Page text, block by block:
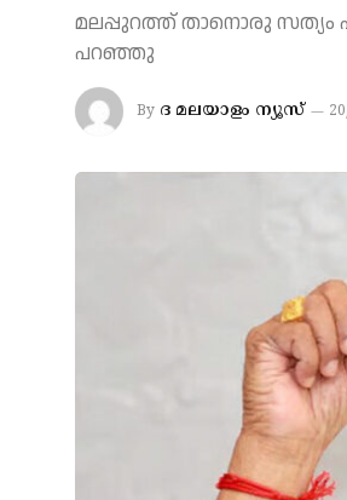
മലപ്പുറത്ത് താനൊരു സത്യം
പറഞ്ഞു
By ദ മലയാളം ന്യൂസ്